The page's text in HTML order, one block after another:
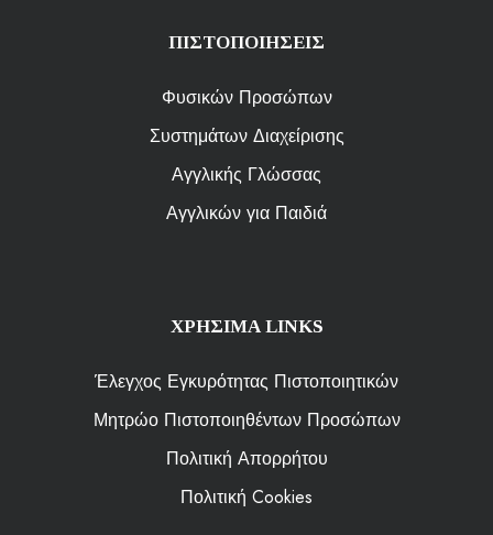
ΠΙΣΤΟΠΟΙΗΣΕΙΣ
Φυσικών Προσώπων
Συστημάτων Διαχείρισης
Αγγλικής Γλώσσας
Αγγλικών για Παιδιά
ΧΡΗΣΙΜΑ LINKS
Έλεγχος Εγκυρότητας Πιστοποιητικών
Μητρώο Πιστοποιηθέντων Προσώπων
Πολιτική Απορρήτου
Πολιτική Cookies